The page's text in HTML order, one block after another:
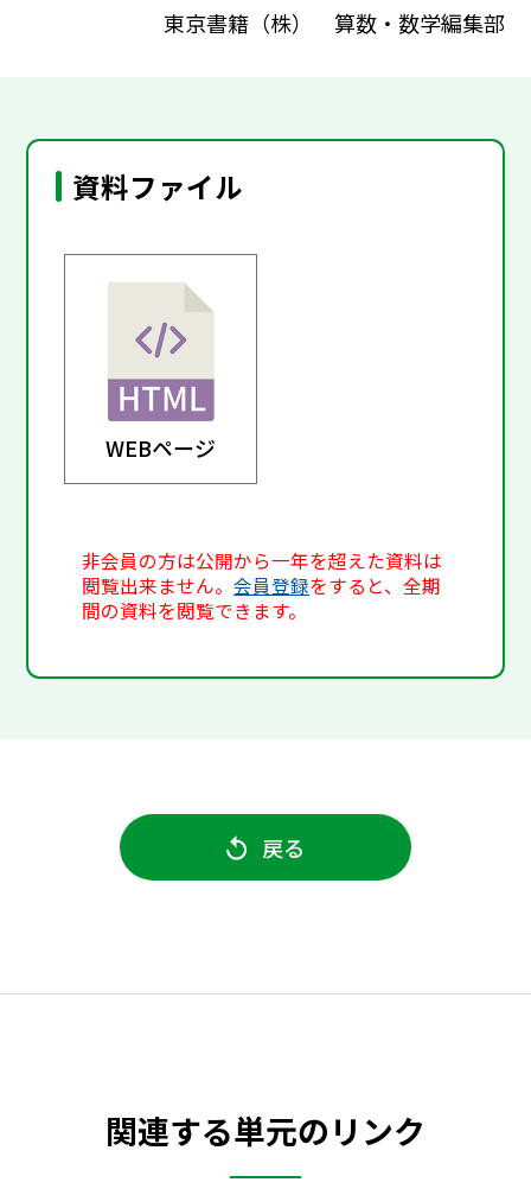
東京書籍（株） 算数・数学編集部
資料ファイル
WEBページ
非会員の方は公開から一年を超えた資料は
閲覧出来ません。会員登録をすると、全期
間の資料を閲覧できます。
戻る
関連する単元のリンク